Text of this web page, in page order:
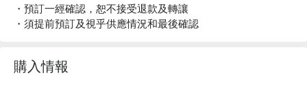
・預訂一經確認，恕不接受退款及轉讓
・須提前預訂及視乎供應情況和最後確認
購入情報